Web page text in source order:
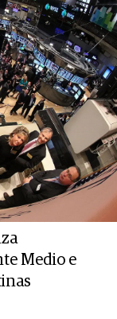
Medio e